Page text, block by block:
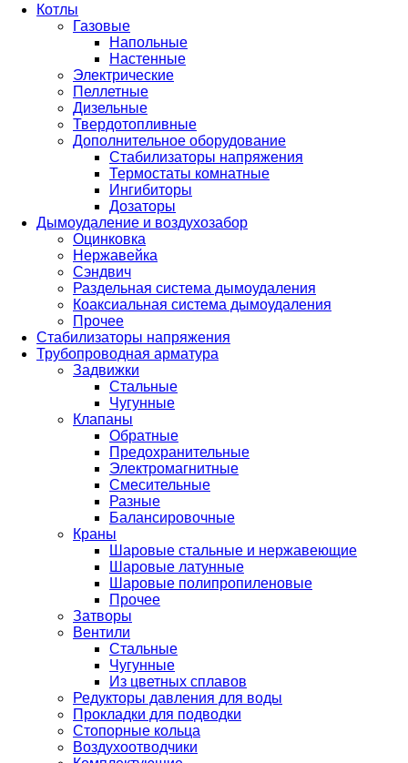
Котлы
Газовые
Напольные
Настенные
Электрические
Пеллетные
Дизельные
Твердотопливные
Дополнительное оборудование
Стабилизаторы напряжения
Термостаты комнатные
Ингибиторы
Дозаторы
Дымоудаление и воздухозабор
Оцинковка
Нержавейка
Сэндвич
Раздельная система дымоудаления
Коаксиальная система дымоудаления
Прочее
Стабилизаторы напряжения
Трубопроводная арматура
Задвижки
Стальные
Чугунные
Клапаны
Обратные
Предохранительные
Электромагнитные
Смесительные
Разные
Балансировочные
Краны
Шаровые стальные и нержавеющие
Шаровые латунные
Шаровые полипропиленовые
Прочее
Затворы
Вентили
Стальные
Чугунные
Из цветных сплавов
Редукторы давления для воды
Прокладки для подводки
Стопорные кольца
Воздухоотводчики